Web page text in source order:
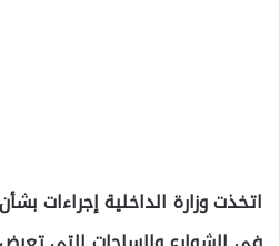
اتخذت وزارة الداخلية إجراءات